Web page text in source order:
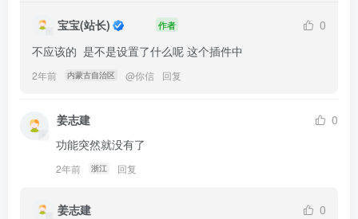
宝宝(站长) 作者
0
不应该的  是不是设置了什么呢 这个插件中
2年前 内蒙古自治区 @你信 回复
姜志建
0
功能突然就没有了
2年前 浙江 回复
姜志建
0